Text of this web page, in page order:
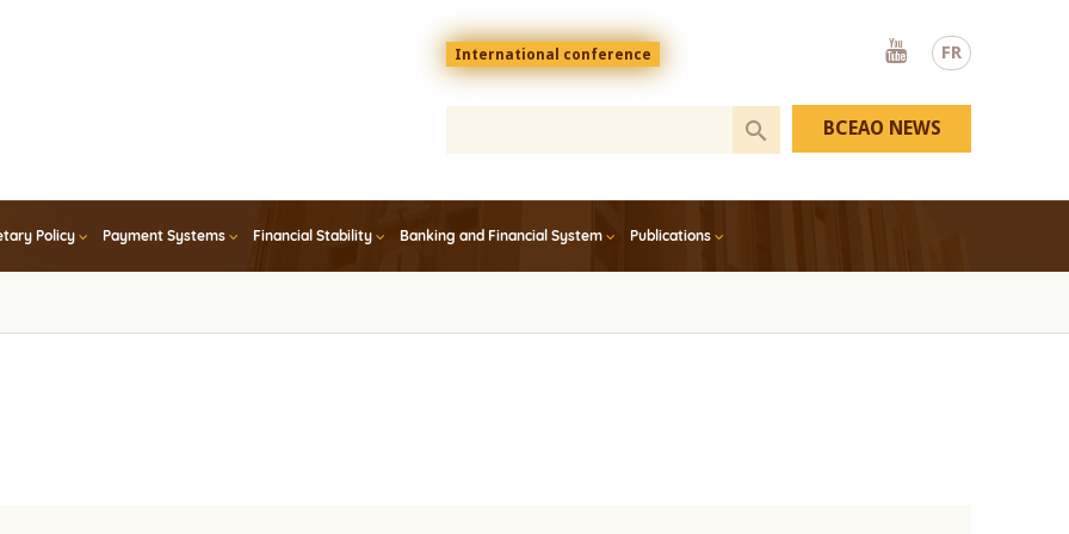
FR
Menu
top
En
International conference
Youtube
Policy Payment Systems Financial Stability Banking and Financial System Publications
BCEAO NEWS